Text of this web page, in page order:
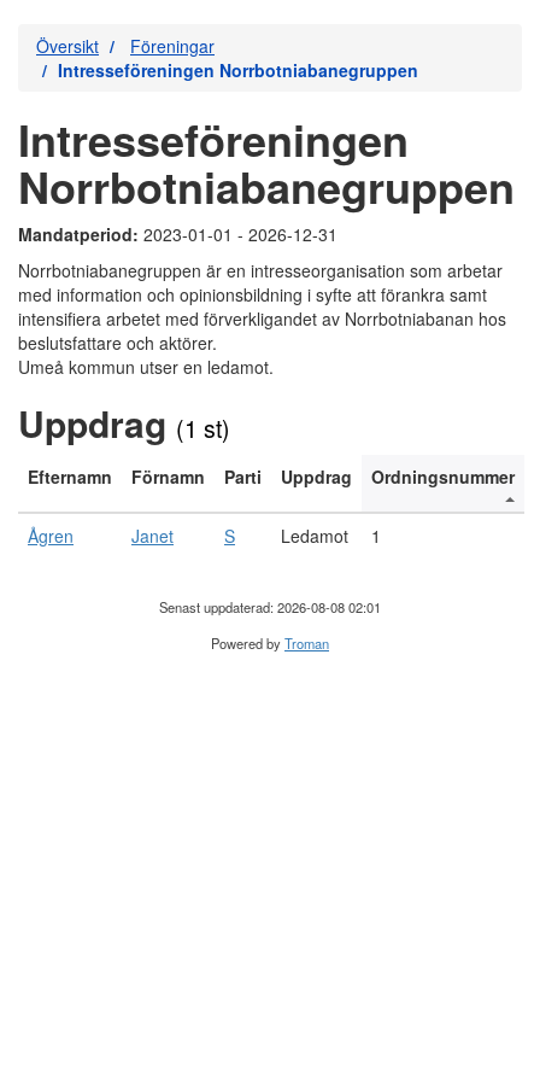
Översikt
Föreningar
Intresseföreningen Norrbotniabanegruppen
Intresseföreningen
Norrbotniabanegruppen
Mandatperiod: 2023-01-01 - 2026-12-31
Norrbotniabanegruppen är en intresseorganisation som arbetar
med information och opinionsbildning i syfte att förankra samt
intensifiera arbetet med förverkligandet av Norrbotniabanan hos
beslutsfattare och aktörer.
Umeå kommun utser en ledamot.
Uppdrag (1 st)
Efternamn Förnamn Parti Uppdrag Ordningsnummer
Ågren Janet S Ledamot 1
Senast uppdaterad: 2026-08-08 02:01
Powered byTroman